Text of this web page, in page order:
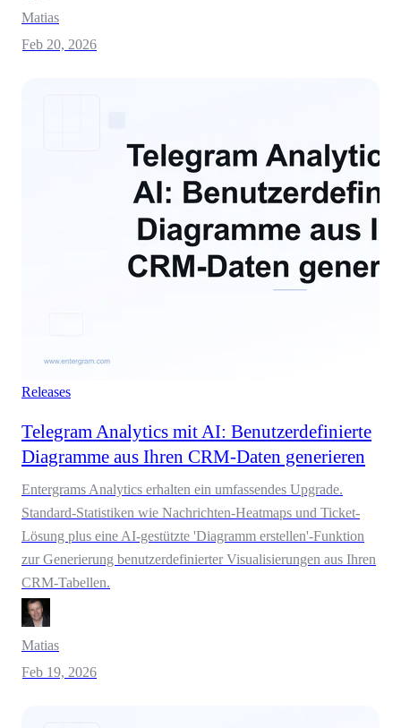
Matias
Feb 20, 2026
Releases
Telegram Analytics mit AI: Benutzerdefinierte
Diagramme aus Ihren CRM-Daten generieren
Entergrams Analytics erhalten ein umfassendes Upgrade.
Standard-Statistiken wie Nachrichten-Heatmaps und Ticket-
Lösung plus eine AI-gestützte 'Diagramm erstellen'-Funktion
zur Generierung benutzerdefinierter Visualisierungen aus Ihren
CRM-Tabellen.
Matias
Feb 19, 2026